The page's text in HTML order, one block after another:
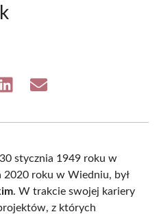
Share Share
stycznia 1949 roku w
2020 roku w Wiedniu, był
. W trakcie swojej kariery
z których